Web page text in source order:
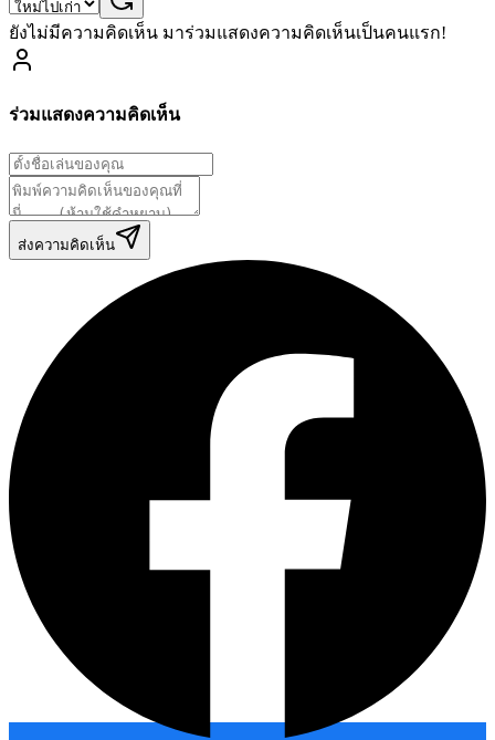
ยังไม่มีความคิดเห็น มาร่วมแสดงความคิดเห็นเป็นคนแรก!
ร่วมแสดงความคิดเห็น
ส่งความคิดเห็น